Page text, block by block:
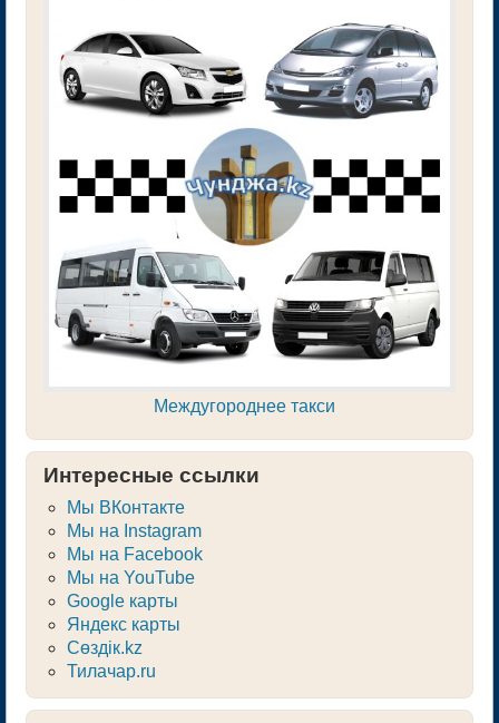
Междугороднее такси
Интересные ссылки
Мы ВКонтакте
Мы на Instagram
Мы на Facebook
Мы на YouTube
Google карты
Яндекс карты
Сөздік.kz
Тилачар.ru